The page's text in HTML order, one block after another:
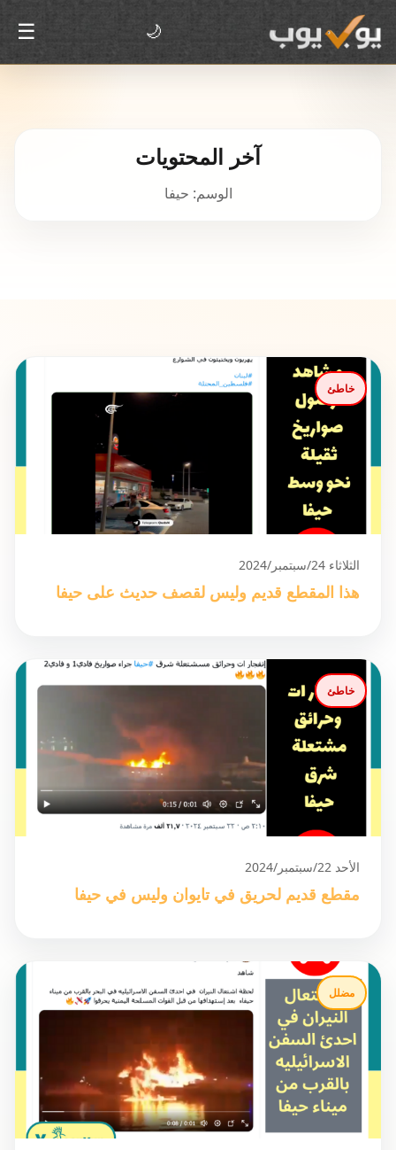
🌙
☰
آخر المحتويات
الوسم: حيفا
خاطئ
الثلاثاء 24/سبتمبر/2024
هذا المقطع قديم وليس لقصف حديث على حيفا
خاطئ
الأحد 22/سبتمبر/2024
مقطع قديم لحريق في تايوان وليس في حيفا
مضلل